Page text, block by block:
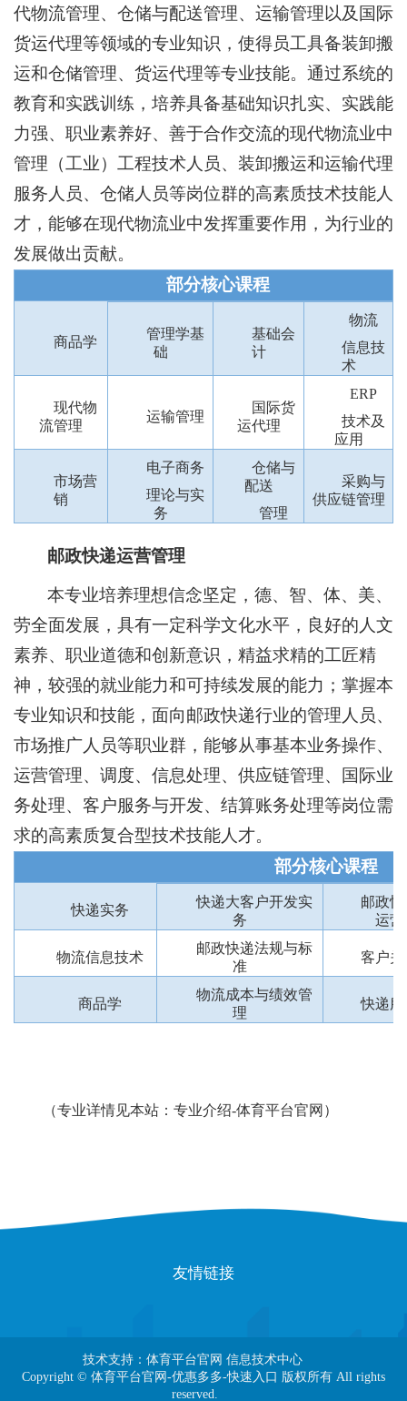
代物流管理、仓储与配送管理、运输管理以及国际
货运代理等领域的专业知识，使得员工具备装卸搬
运和仓储管理、货运代理等专业技能。通过系统的
教育和实践训练，培养具备基础知识扎实、实践能
力强、职业素养好、善于合作交流的现代物流业中
管理（工业）工程技术人员、装卸搬运和运输代理
服务人员、仓储人员等岗位群的高素质技术技能人
才，能够在现代物流业中发挥重要作用，为行业的
发展做出贡献。
部分核心课程
商品学
管理学基
础
基础会
计
物流
信息技
术
现代物
流管理
运输管理
国际货
运代理
ERP
技术及
应用
市场营
销
电子商务
理论与实
务
仓储与
配送
管理
采购与
供应链管理
邮政快递运营管理
本专业培养理想信念坚定，德、智、体、美、
劳全面发展，具有一定科学文化水平，良好的人文
素养、职业道德和创新意识，精益求精的工匠精
神，较强的就业能力和可持续发展的能力；掌握本
专业知识和技能，面向邮政快递行业的管理人员、
市场推广人员等职业群，能够从事基本业务操作、
运营管理、调度、信息处理、供应链管理、国际业
务处理、客户服务与开发、结算账务处理等岗位需
求的高素质复合型技术技能人才。
部分核心课程
快递实务
快递大客户开发实
务
邮政
运营
物流信息技术
邮政快递法规与标
准
客户
商品学
物流成本与绩效管
理
快递
（专业详情见本站： 专业介绍-体育平台官网 ）
友情链接
技术支持：体育平台官网 信息技术中心
Copyright © 体育平台官网-优惠多多-快速入口 版权所有 All rights
reserved.